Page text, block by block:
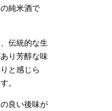
純米酒で
伝統的な生
り芳醇な味
と感じら
。
良い後味が